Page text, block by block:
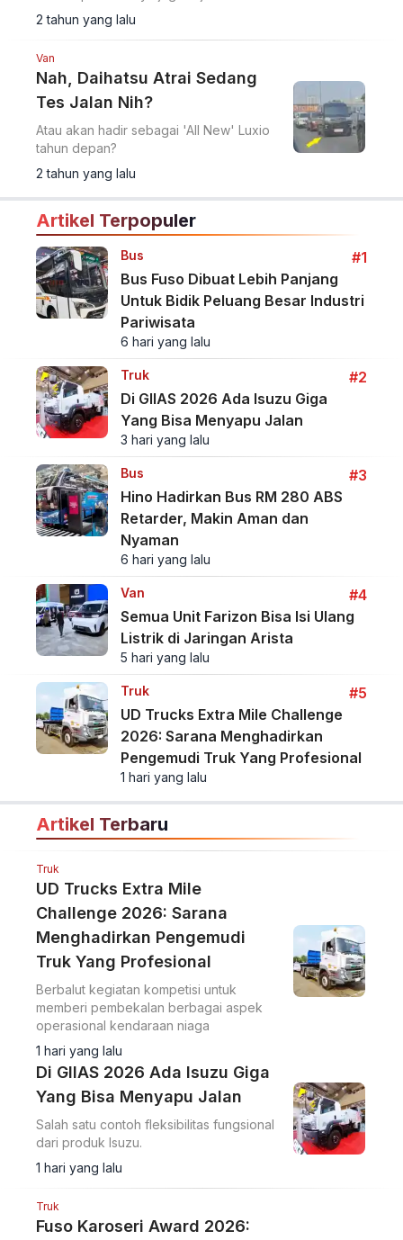
2 tahun yang lalu
Van
Nah, Daihatsu Atrai Sedang
Tes Jalan Nih?
Atau akan hadir sebagai 'All New' Luxio
tahun depan?
2 tahun yang lalu
Artikel Terpopuler
Bus
#1
Bus Fuso Dibuat Lebih Panjang
Untuk Bidik Peluang Besar Industri
Pariwisata
6 hari yang lalu
Truk
#2
Di GIIAS 2026 Ada Isuzu Giga
Yang Bisa Menyapu Jalan
3 hari yang lalu
Bus
#3
Hino Hadirkan Bus RM 280 ABS
Retarder, Makin Aman dan
Nyaman
6 hari yang lalu
Van
#4
Semua Unit Farizon Bisa Isi Ulang
Listrik di Jaringan Arista
5 hari yang lalu
Truk
#5
UD Trucks Extra Mile Challenge
2026: Sarana Menghadirkan
Pengemudi Truk Yang Profesional
1 hari yang lalu
Artikel Terbaru
Truk
UD Trucks Extra Mile
Challenge 2026: Sarana
Menghadirkan Pengemudi
Truk Yang Profesional
Berbalut kegiatan kompetisi untuk
memberi pembekalan berbagai aspek
operasional kendaraan niaga
1 hari yang lalu
Di GIIAS 2026 Ada Isuzu Giga
Yang Bisa Menyapu Jalan
Salah satu contoh fleksibilitas fungsional
dari produk Isuzu.
1 hari yang lalu
Truk
Fuso Karoseri Award 2026: